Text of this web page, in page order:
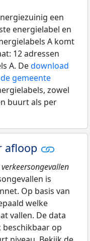
een
energielabel en
A komt
12 adressen
A. Dedownload
gemeente
zowel
buurt als per
afloop
is
Op basis van
welke
vallen. De data
op